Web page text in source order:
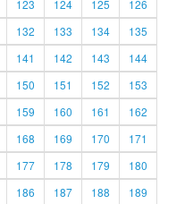
123 124 125
126
132 133 134
135
141 142 143
144
150 151 152
153
159 160 161
162
168 169 170
171
177 178 179
180
186 187 188
189